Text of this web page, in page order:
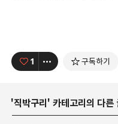
1 구독하기
'직박구리' 카테고리의 다른